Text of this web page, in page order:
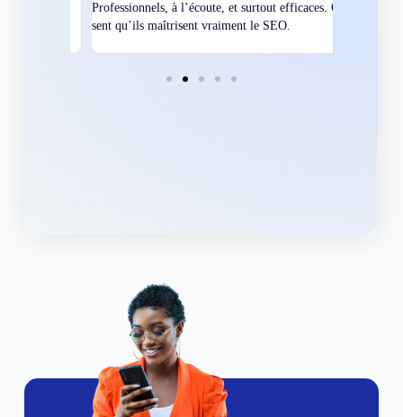
Professionnels, à l’écoute, et surtout efficaces. On
sent qu’ils maîtrisent vraiment le SEO.